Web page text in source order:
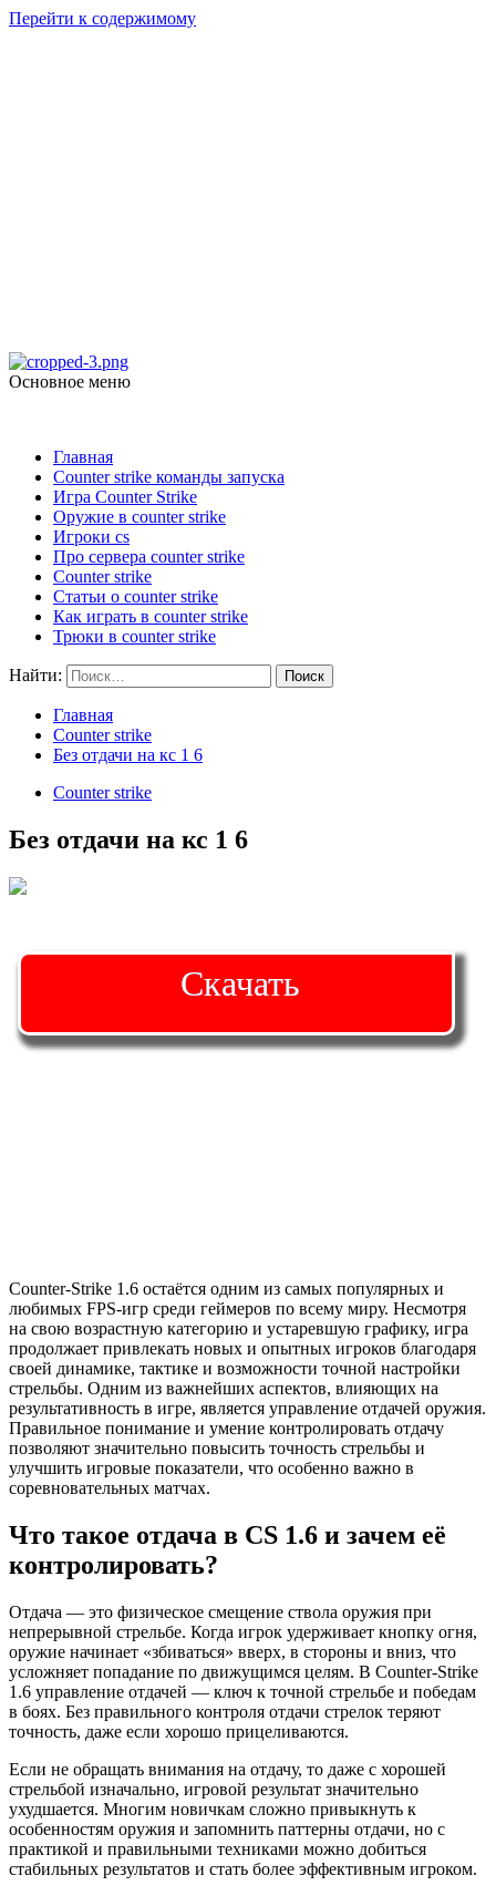
Перейти к содержимому
Основное меню
Главная
Counter strike команды запуска
Игра Counter Strike
Оружие в counter strike
Игроки cs
Про сервера counter strike
Counter strike
Статьи о counter strike
Как играть в counter strike
Трюки в counter strike
Найти:
Главная
Counter strike
Без отдачи на кс 1 6
Counter strike
Без отдачи на кс 1 6
Скачать
Counter-Strike 1.6 остаётся одним из самых популярных и
любимых FPS-игр среди геймеров по всему миру. Несмотря
на свою возрастную категорию и устаревшую графику, игра
продолжает привлекать новых и опытных игроков благодаря
своей динамике, тактике и возможности точной настройки
стрельбы. Одним из важнейших аспектов, влияющих на
результативность в игре, является управление отдачей оружия.
Правильное понимание и умение контролировать отдачу
позволяют значительно повысить точность стрельбы и
улучшить игровые показатели, что особенно важно в
соревновательных матчах.
Что такое отдача в CS 1.6 и зачем её
контролировать?
Отдача — это физическое смещение ствола оружия при
непрерывной стрельбе. Когда игрок удерживает кнопку огня,
оружие начинает «збиваться» вверх, в стороны и вниз, что
усложняет попадание по движущимся целям. В Counter-Strike
1.6 управление отдачей — ключ к точной стрельбе и победам
в боях. Без правильного контроля отдачи стрелок теряют
точность, даже если хорошо прицеливаются.
Если не обращать внимания на отдачу, то даже с хорошей
стрельбой изначально, игровой результат значительно
ухудшается. Многим новичкам сложно привыкнуть к
особенностям оружия и запомнить паттерны отдачи, но с
практикой и правильными техниками можно добиться
стабильных результатов и стать более эффективным игроком.